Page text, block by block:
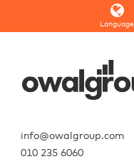
Language
info@owalgroup.com
010 235 6060